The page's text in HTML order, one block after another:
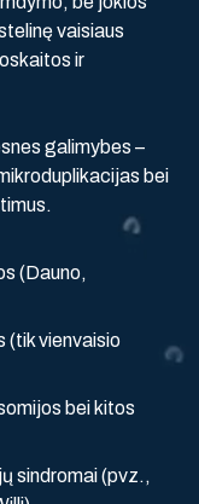
vaisiaus
ir
galimybes –
bei
(Dauno,
(tik vienvaisio
bei kitos
sindromai (pvz.,